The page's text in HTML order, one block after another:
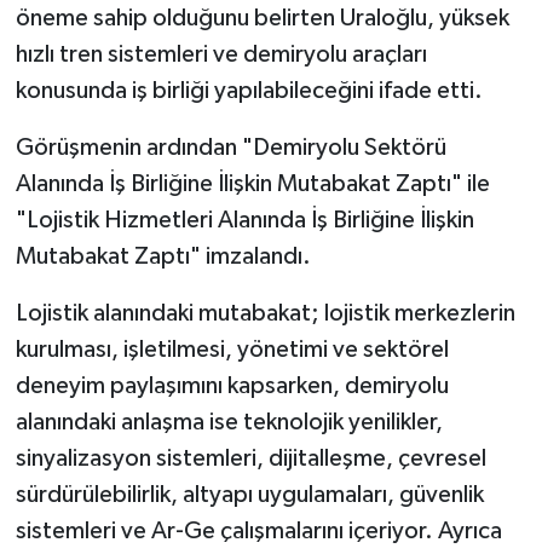
öneme sahip olduğunu belirten Uraloğlu, yüksek
hızlı tren sistemleri ve demiryolu araçları
konusunda iş birliği yapılabileceğini ifade etti.
Görüşmenin ardından "Demiryolu Sektörü
Alanında İş Birliğine İlişkin Mutabakat Zaptı" ile
"Lojistik Hizmetleri Alanında İş Birliğine İlişkin
Mutabakat Zaptı" imzalandı.
Lojistik alanındaki mutabakat; lojistik merkezlerin
kurulması, işletilmesi, yönetimi ve sektörel
deneyim paylaşımını kapsarken, demiryolu
alanındaki anlaşma ise teknolojik yenilikler,
sinyalizasyon sistemleri, dijitalleşme, çevresel
sürdürülebilirlik, altyapı uygulamaları, güvenlik
sistemleri ve Ar-Ge çalışmalarını içeriyor. Ayrıca